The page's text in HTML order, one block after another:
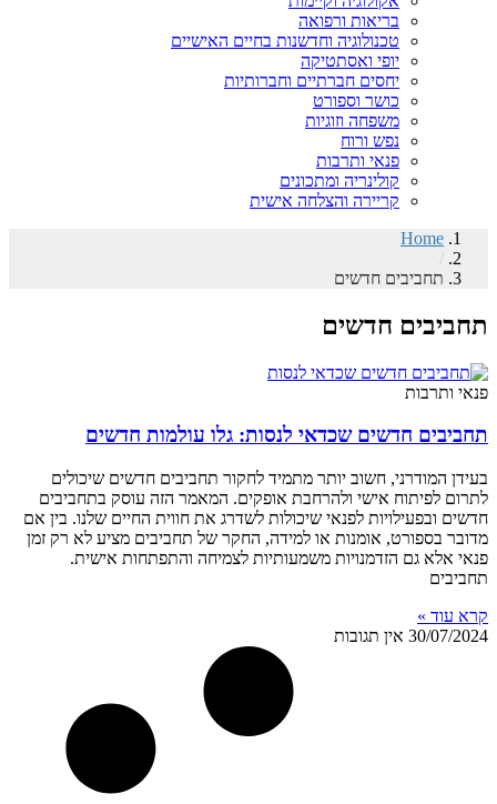
בריאות ורפואה
טכנולוגיה וחדשנות בחיים האישיים
יופי ואסתטיקה
יחסים חברתיים וחברותיות
כושר וספורט
משפחה וזוגיות
נפש ורוח
פנאי ותרבות
קולינריה ומתכונים
קריירה והצלחה אישית
Home
/
תחביבים חדשים
תחביבים חדשים
פנאי ותרבות
תחביבים חדשים שכדאי לנסות: גלו עולמות חדשים
בעידן המודרני, חשוב יותר מתמיד לחקור תחביבים חדשים שיכולים
לתרום לפיתוח אישי ולהרחבת אופקים. המאמר הזה עוסק בתחביבים
חדשים ובפעילויות לפנאי שיכולות לשדרג את חווית החיים שלנו. בין אם
מדובר בספורט, אומנות או למידה, החקר של תחביבים מציע לא רק זמן
פנאי אלא גם הזדמנויות משמעותיות לצמיחה והתפתחות אישית.
תחביבים
קרא עוד »
30/07/2024 אין תגובות